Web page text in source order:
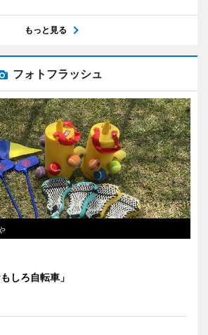
もっと見る
フォトフラッシュ
もしろ自転車」